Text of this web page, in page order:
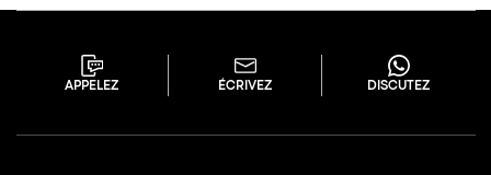
APPELEZ ÉCRIVEZ DISCUTEZ